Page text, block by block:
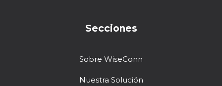
Secciones
Sobre WiseConn
Nuestra Solución